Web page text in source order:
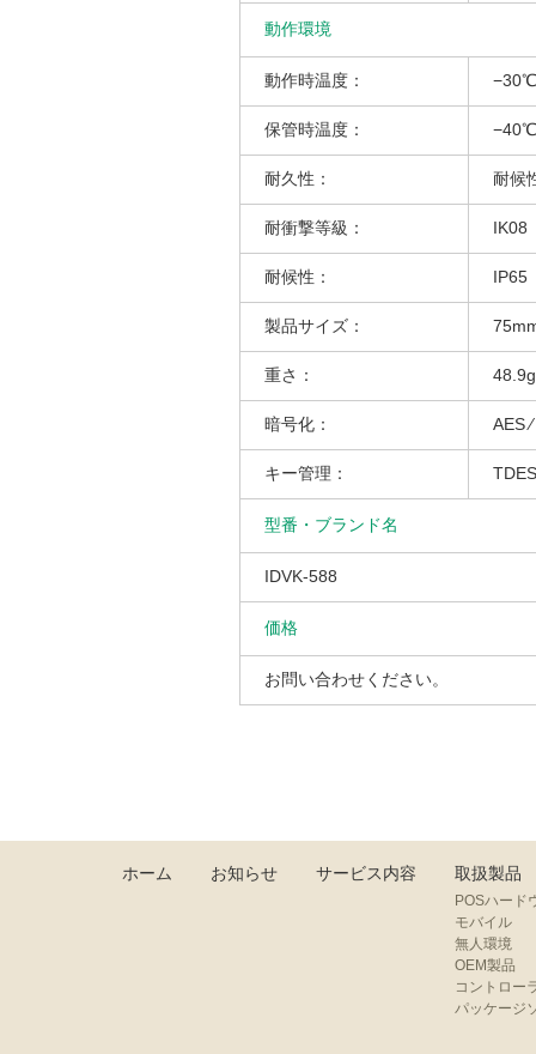
動作環境
動作時温度：
保管時温度：
耐久性： 耐候
耐衝撃等級： IK08
耐候性： IP65
製品サイズ：
重さ：
暗号化： AES
キー管理：
型番・ブランド名
IDVK-588
価格
お問い合わせください。
ホーム お知らせ サービス内容 取扱製品
POSハード
モバイル
無人環境
OEM製品
コントロー
パッケージ